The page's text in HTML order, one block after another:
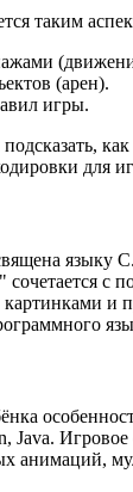
таким
(арен).
игры.
для
языку
с
и
Java. Игровое
анимаций,